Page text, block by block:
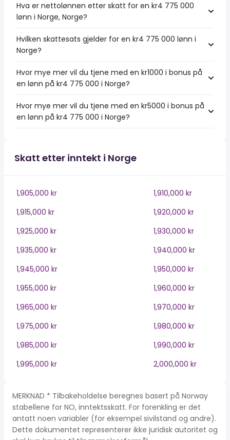
Hva er nettolønnen etter skatt for en kr4 775 000
lønn i Norge, Norge?
Hvilken skattesats gjelder for en kr4 775 000 lønn i
Norge?
Hvor mye mer vil du tjene med en kr1000 i bonus på
en lønn på kr4 775 000 i Norge?
Hvor mye mer vil du tjene med en kr5000 i bonus på
en lønn på kr4 775 000 i Norge?
Skatt etter inntekt i Norge
1,905,000 kr
1,910,000 kr
1,915,000 kr
1,920,000 kr
1,925,000 kr
1,930,000 kr
1,935,000 kr
1,940,000 kr
1,945,000 kr
1,950,000 kr
1,955,000 kr
1,960,000 kr
1,965,000 kr
1,970,000 kr
1,975,000 kr
1,980,000 kr
1,985,000 kr
1,990,000 kr
1,995,000 kr
2,000,000 kr
MERKNAD * Tilbakeholdelse beregnes basert på Norway
stabellene for NO, inntektsskatt. For forenkling er det
antatt noen variabler (for eksempel sivilstand og andre).
Dette dokumentet representerer ikke juridisk autoritet og